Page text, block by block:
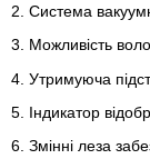
Система
Можливість
Утримуюча
Індикатор
Змінні леза